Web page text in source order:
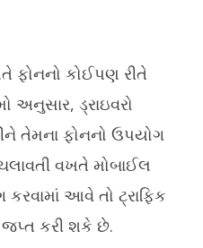
ફોનનો કોઈપણ રીતે
અનુસાર, ડ્રાઇવરો
તેમના ફોનનો ઉપયોગ
વખતે મોબાઈલ
આવે તો ટ્રાફિક
જપ્ત કરી શકે છે.